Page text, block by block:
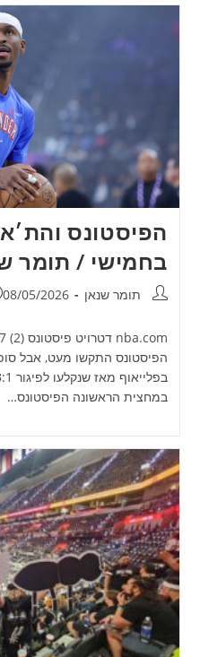
בחמישי / תומר
מחבר:תומר שנאן פורסם:
08/05/2026
הפיסטונס התקשו מעט, אבל
במחצית הראשונה הפיסטונס…